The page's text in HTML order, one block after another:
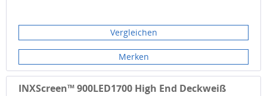
Vergleichen
Merken
INXScreen™ 900LED1700 High End Deckweiß